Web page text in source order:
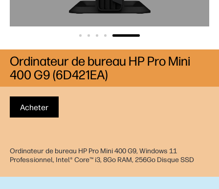
Acheter
Ordinateur de bureau HP Pro Mini 400 G9, Windows 11
Professionnel, Intel® Core™ i3, 8Go RAM, 256Go Disque SSD
Ordinateur de bureau HP Pro Mini
400 G9 (6D421EA)